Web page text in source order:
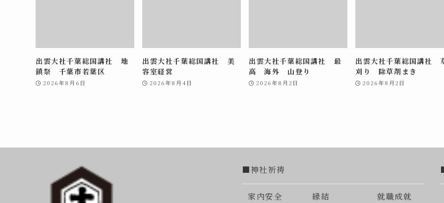
出雲大社千葉総国講社 地
鎮祭 千葉市若葉区
2026年8月6日
出雲大社千葉総国講社 美
容室経営
2026年8月4日
出雲大社千葉総国講社 最
高 海外 山登り
2026年8月2日
出雲大社千葉総国講社
刈り 除草剤まき
2026年8月2日
■神社祈祷
家内安全 縁結 就職成就